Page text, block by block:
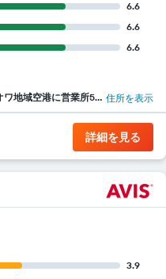
6.6
6.6
6.6
バーリントン サウスイースト・アイオワ地域空港に営業所5ヵ所 住所を表示
詳細を見る
3.9